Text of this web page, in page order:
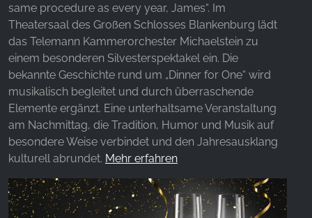
same procedure as every year, James“. Im
Theatersaal des Großen Schlosses Blankenburg lädt
das Telemann Kammerorchester Michaelstein zu
einem besonderen Silvesterspektakel ein. Die
bekannte Geschichte rund um „Dinner for One“ wird
musikalisch begleitet und durch überraschende
Elemente ergänzt. Eine unterhaltsame Veranstaltung
am Nachmittag, die Tradition, Humor und Musik auf
besondere Weise verbindet und den Jahresausklang
kulturell abrundet. Mehr erfahren